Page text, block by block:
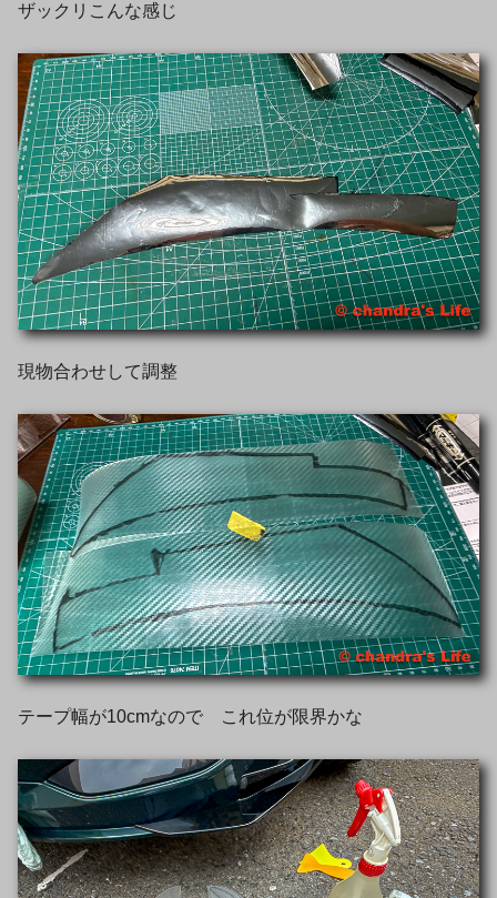
ザックリこんな感じ
現物合わせして調整
テープ幅が10cmなので これ位が限界かな